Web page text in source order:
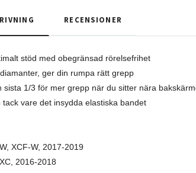
RECENSIONER
stöd med obegränsad rörelsefrihet
ger din rumpa rätt grepp
sista 1/3 för mer grepp när du sitter nära
tack vare det insydda elastiska bandet
XCF-W, 2017-2019
2016-2018